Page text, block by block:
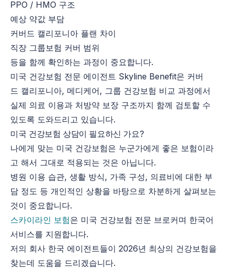
PPO / HMO 구조
예상 약값 부담
커버드 캘리포니아 플랜 차이
직장 그룹보험 커버 범위
등을 함께 확인하는 과정이 중요합니다.
미국 건강보험 전문 에이전트 Skyline Benefit은 커버
드 캘리포니아, 메디케어, 그룹 건강보험 비교 과정에서
실제 의료 이용과 처방약 보장 구조까지 함께 검토할 수
있도록 도와드리고 있습니다.
미국 건강보험 상담이 필요하신 가요?
나에게 맞는 미국 건강보험은 누군가에게 좋은 보험이라
고 해서 그대로 적용되는 것은 아닙니다.
병원 이용 습관, 생활 방식, 가족 구성, 의료비에 대한 부
담 정도 등 개인적인 상황을 바탕으로 차분하게 살펴보는
것이 중요합니다.
스카이라인 보험은 미국 건강보험 전문 브로커며 한국어
서비스를 지원합니다.
저의 회사 한국 에이전트들이 2026년 최상의 건강보험을
찾는데 도움을 드리겠습니다.